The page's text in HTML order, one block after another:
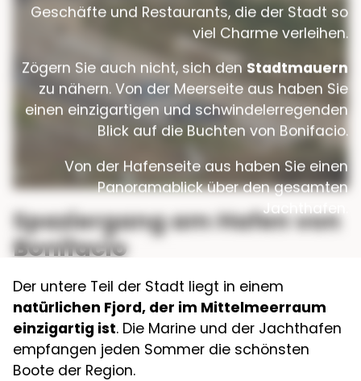
Geschäfte und Restaurants, die der Stadt so
viel Charme verleihen.
Zögern Sie auch nicht, sich den Stadtmauern
zu nähern. Von der Meerseite aus haben Sie
einen einzigartigen und schwindelerregenden
Blick auf die Buchten von Bonifacio.
Von der Hafenseite aus haben Sie einen
Panoramablick über den gesamten
Jachthafen.
Spaziergang am Hafen von
Bonifacio
Der untere Teil der Stadt liegt in einem
natürlichen Fjord, der im Mittelmeerraum
einzigartig ist. Die Marine und der Jachthafen
empfangen jeden Sommer die schönsten
Boote der Region.